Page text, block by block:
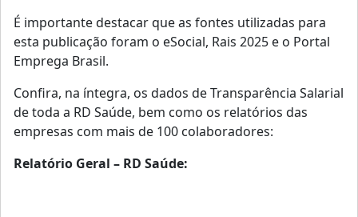
É importante destacar que as fontes utilizadas para
esta publicação foram o eSocial, Rais 2025 e o Portal
Emprega Brasil.
Confira, na íntegra, os dados de Transparência Salarial
de toda a RD Saúde, bem como os relatórios das
empresas com mais de 100 colaboradores:
Relatório Geral – RD Saúde: